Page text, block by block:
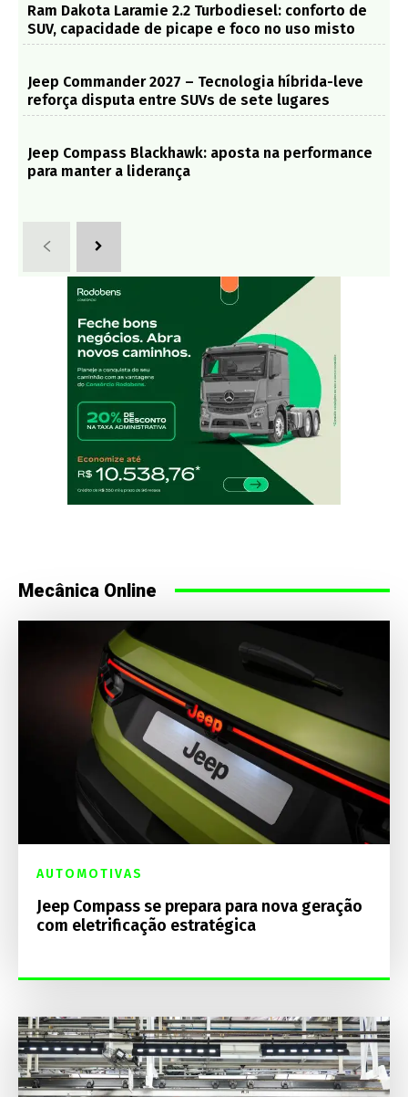
Ram Dakota Laramie 2.2 Turbodiesel: conforto de
SUV, capacidade de picape e foco no uso misto
Jeep Commander 2027 – Tecnologia híbrida-leve
reforça disputa entre SUVs de sete lugares
Jeep Compass Blackhawk: aposta na performance
para manter a liderança
Mecânica Online
AUTOMOTIVAS
Jeep Compass se prepara para nova geração
com eletrificação estratégica